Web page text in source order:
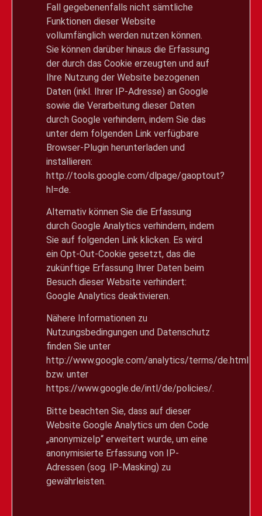
Fall gegebenenfalls nicht sämtliche
Funktionen dieser Website
vollumfänglich werden nutzen können.
Sie können darüber hinaus die Erfassung
der durch das Cookie erzeugten und auf
Ihre Nutzung der Website bezogenen
Daten (inkl. Ihrer IP-Adresse) an Google
sowie die Verarbeitung dieser Daten
durch Google verhindern, indem Sie das
unter dem folgenden Link verfügbare
Browser-Plugin herunterladen und
installieren:
http://tools.google.com/dlpage/gaoptout?
hl=de.
Alternativ können Sie die Erfassung
durch Google Analytics verhindern, indem
Sie auf folgenden Link klicken. Es wird
ein Opt-Out-Cookie gesetzt, das die
zukünftige Erfassung Ihrer Daten beim
Besuch dieser Website verhindert:
Google Analytics deaktivieren.
Nähere Informationen zu
Nutzungsbedingungen und Datenschutz
finden Sie unter
http://www.google.com/analytics/terms/de.html
bzw. unter
https://www.google.de/intl/de/policies/.
Bitte beachten Sie, dass auf dieser
Website Google Analytics um den Code
„anonymizeIp“ erweitert wurde, um eine
anonymisierte Erfassung von IP-
Adressen (sog. IP-Masking) zu
gewährleisten.